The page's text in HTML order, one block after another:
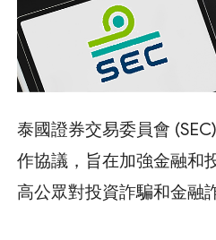
泰國證券交易委員會
作協議，旨在加強金融和
高公眾對投資詐騙和金融